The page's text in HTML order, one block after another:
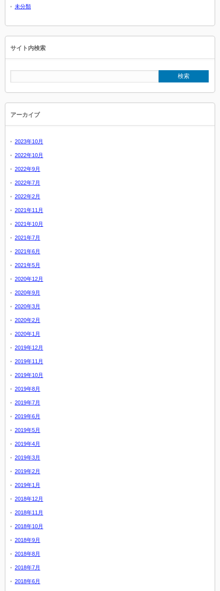
未分類
サイト内検索
アーカイブ
2023年10月
2022年10月
2022年9月
2022年7月
2022年2月
2021年11月
2021年10月
2021年7月
2021年6月
2021年5月
2020年12月
2020年9月
2020年3月
2020年2月
2020年1月
2019年12月
2019年11月
2019年10月
2019年8月
2019年7月
2019年6月
2019年5月
2019年4月
2019年3月
2019年2月
2019年1月
2018年12月
2018年11月
2018年10月
2018年9月
2018年8月
2018年7月
2018年6月